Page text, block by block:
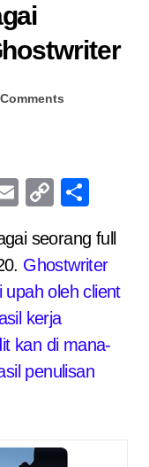
EmailCopy
Ghostwriter
upah oleh client
kerja
kan di mana-
penulisan